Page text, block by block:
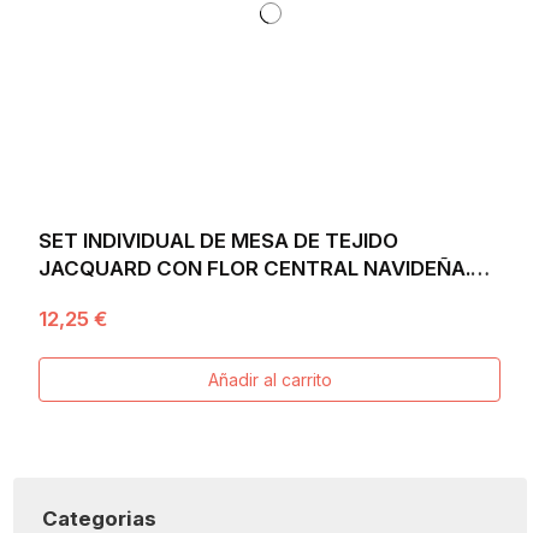
SET INDIVIDUAL DE MESA DE TEJIDO
JACQUARD CON FLOR CENTRAL NAVIDEÑA.
12,25 €
Añadir al carrito
Categorias